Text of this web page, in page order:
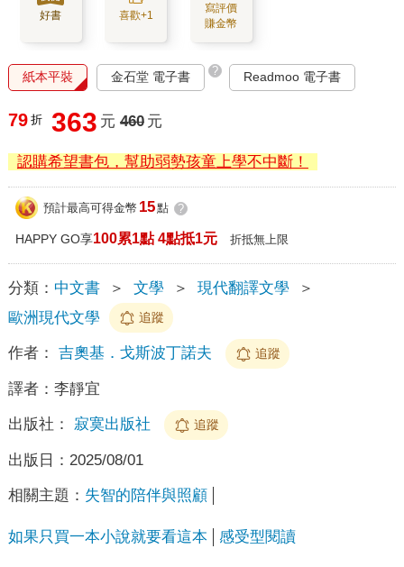
好書 喜歡+1
寫評價
賺金幣
紙本平裝 金石堂 電子書 ? Readmoo 電子書
79 折 363 元 460 元
認購希望書包，幫助弱勢孩童上學不中斷！
預計最高可得金幣 15點 ?
HAPPY GO享100累1點 4點抵1元 折抵無上限
分類： 中文書 ＞ 文學 ＞ 現代翻譯文學
＞
歐洲現代文學
追蹤
作者： 吉奧基．戈斯波丁諾夫 追蹤
譯者： 李靜宜
出版社： 寂寞出版社 追蹤
出版日： 2025/08/01
相關主題： 失智的陪伴與照顧
如果只買一本小說就要看這本 感受型閱讀